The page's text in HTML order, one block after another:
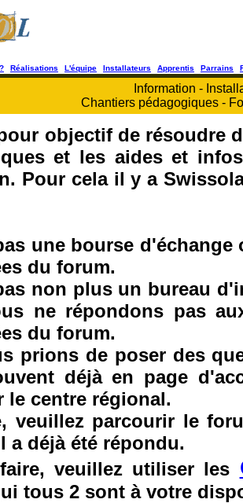
Réalisations L'équipe Installateurs Apprentis Parrains
Information -
Chantiers pédagogiques -
objectif de résoudre
et les aides et
Pour cela il y a
une bourse
du forum.
non plus un bureau
ne répondons pas
du forum.
prions de poser des
déjà en page
le centre régional.
veuillez parcourir le
a déjà été répondu.
veuillez utiliser les
tous 2 sont à votre